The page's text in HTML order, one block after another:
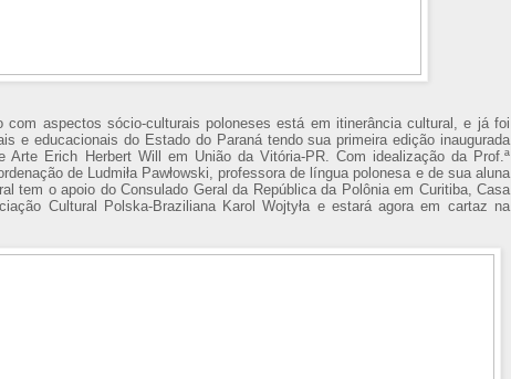
com aspectos sócio-culturais poloneses está em itinerância cultural, e já foi
e educacionais do Estado do Paraná tendo sua primeira edição inaugurada
Arte Erich Herbert Will em União da Vitória-PR. Com idealização da Prof.ª
de Ludmiła Pawłowski, professora de língua polonesa e de sua aluna
tem o apoio do Consulado Geral da República da Polônia em Curitiba, Casa
Cultural Polska-Braziliana Karol Wojtyła e estará agora em cartaz na